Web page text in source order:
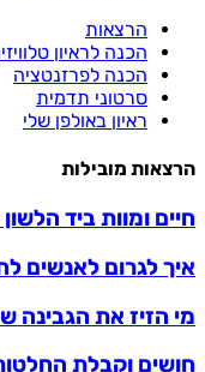
הרצאות
הכנה לראיון
הכנה לפרזנטציה
סרטוני תדמית
ראיון באולפן שלי
הרצאות מובילות
חיים ומוות ביד
איך לגרום לאנשים
מי הזיז את הגבינה
חושים וקבלת